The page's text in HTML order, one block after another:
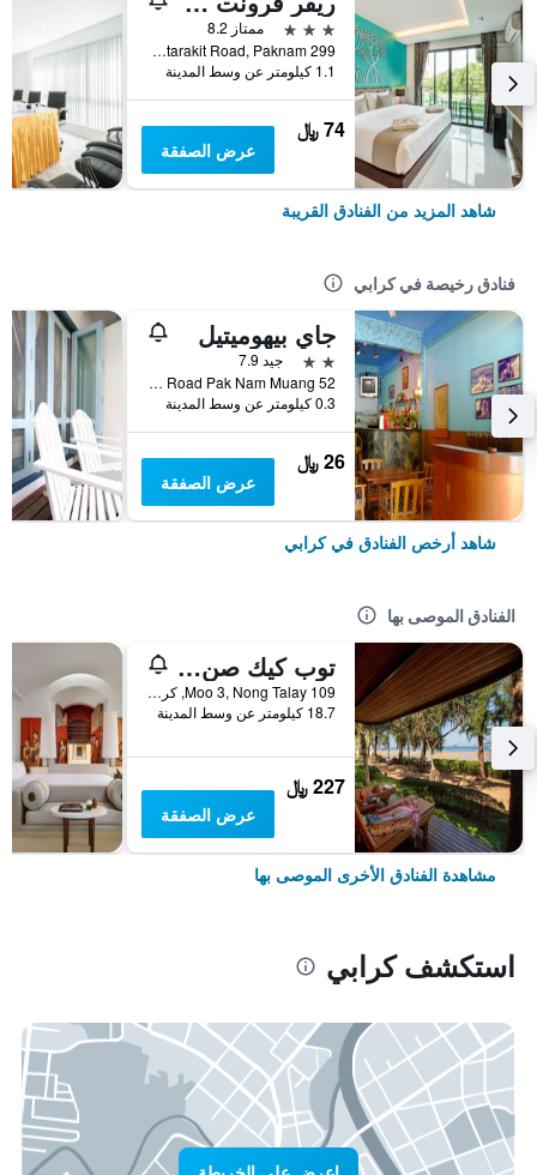
3 نجوم
ممتاز 8.2
299 Utarakit Road, Paknam, كرابي, تايلاند
1.1 كيلومتر عن وسط المدينة
74 ﷼
عرض الصفقة
شاهد المزيد من الفنادق القريبة
فنادق رخيصة في كرابي
جاي بيهوميتيل
2 نجمتين
جيد 7.9
52 Soi 5 Maharat Road Pak Nam Muang, كرابي, تايلاند
0.3 كيلومتر عن وسط المدينة
26 ﷼
عرض الصفقة
شاهد أرخص الفنادق في كرابي
الفنادق الموصى بها
توب كيك صن سيت بيتش ريزورت
109 Moo 3, Nong Talay, كرابي, تايلاند
18.7 كيلومتر عن وسط المدينة
227 ﷼
عرض الصفقة
مشاهدة الفنادق الأخرى الموصى بها
استكشف كرابي